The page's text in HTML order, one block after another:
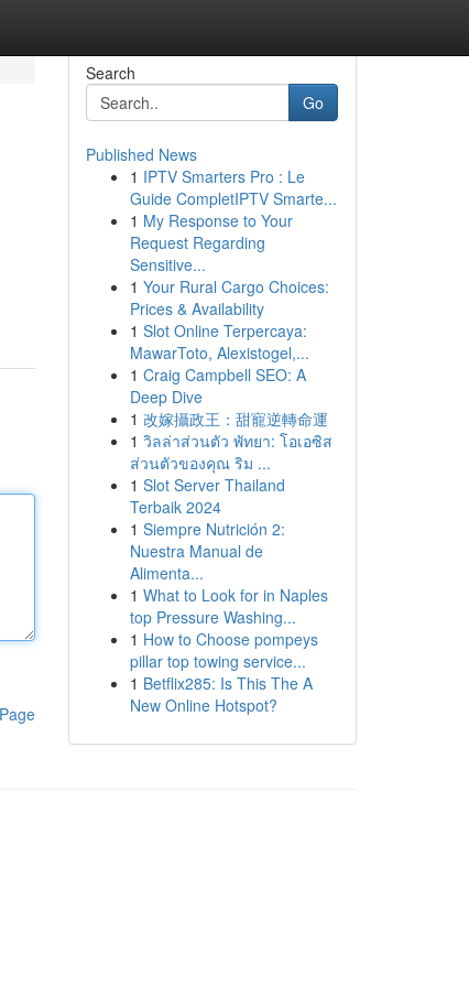
Search
Go
Published News
1 IPTV Smarters Pro : Le
Guide CompletIPTV Smarte...
1 My Response to Your
Request Regarding
Sensitive...
1 Your Rural Cargo Choices:
Prices & Availability
1 Slot Online Terpercaya:
MawarToto, Alexistogel,...
1 Craig Campbell SEO: A
Deep Dive
1 改嫁攝政王：甜寵逆轉命運
1 วิลล่าส่วนตัว พัทยา: โอเอซิส
ส่วนตัวของคุณ ริม ...
1 Slot Server Thailand
Terbaik 2024
1 Siempre Nutrición 2:
Nuestra Manual de
Alimenta...
1 What to Look for in Naples
top Pressure Washing...
1 How to Choose pompeys
pillar top towing service...
1 Betflix285: Is This The A
New Online Hotspot?